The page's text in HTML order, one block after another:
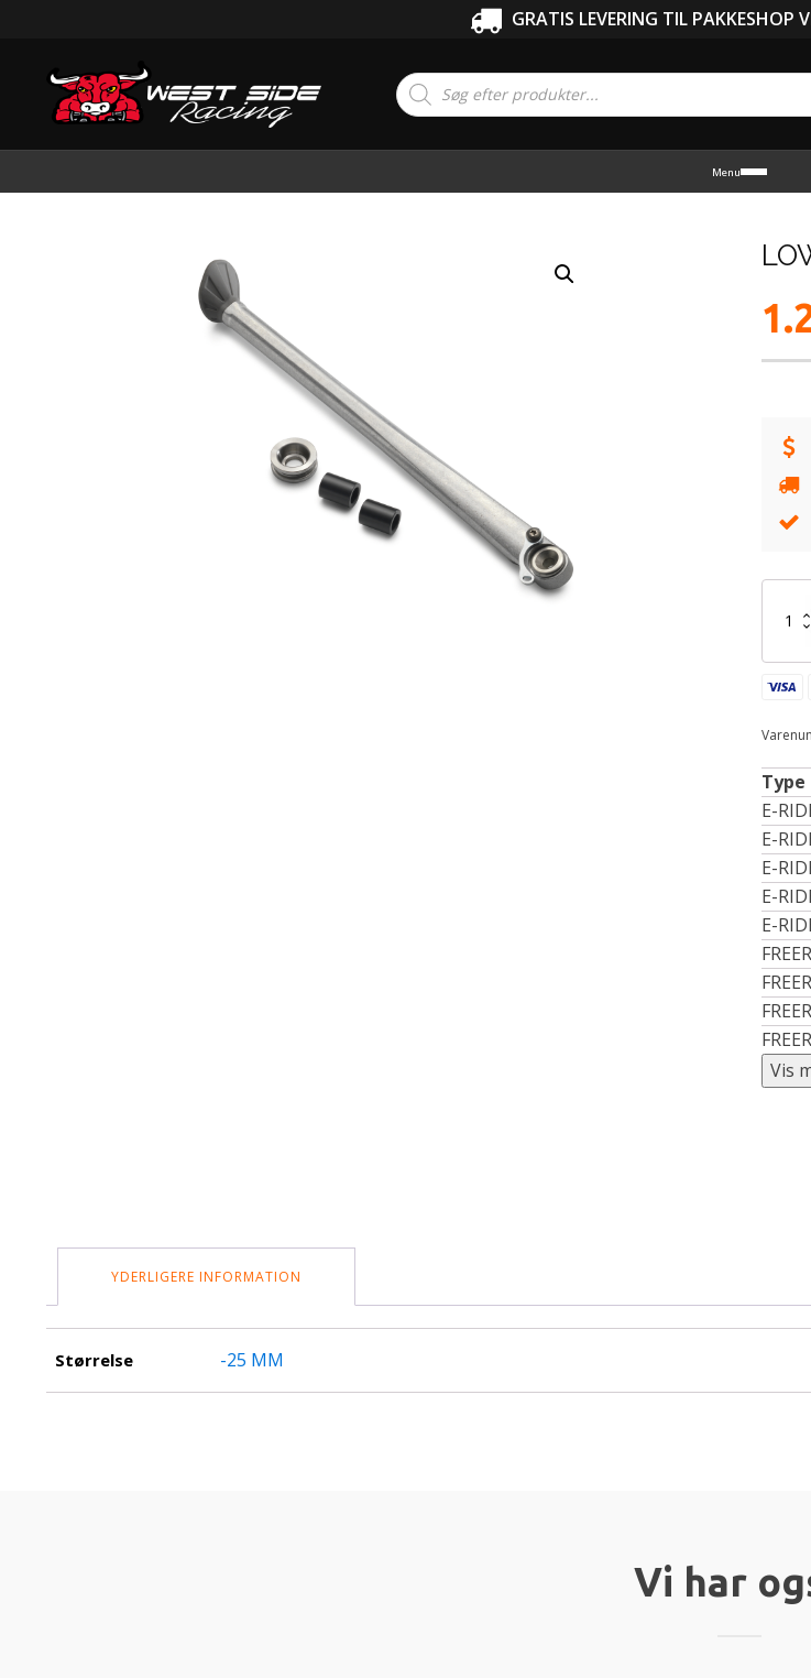
GRATIS LEVERING TIL PAKKESHOP
Products
search
Menu
MM
antal
Type
E-
E-
E-
E-
E-
YDERLIGERE INFORMATION
Størrelse -25 MM
Vi har